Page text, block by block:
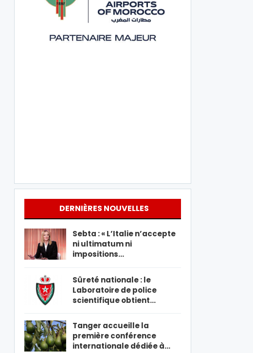
DERNIÈRES NOUVELLES
Sebta : « L’Italie n’accepte
ni ultimatum ni
impositions…
Sûreté nationale : le
Laboratoire de police
scientifique obtient…
Tanger accueille la
première conférence
internationale dédiée à…